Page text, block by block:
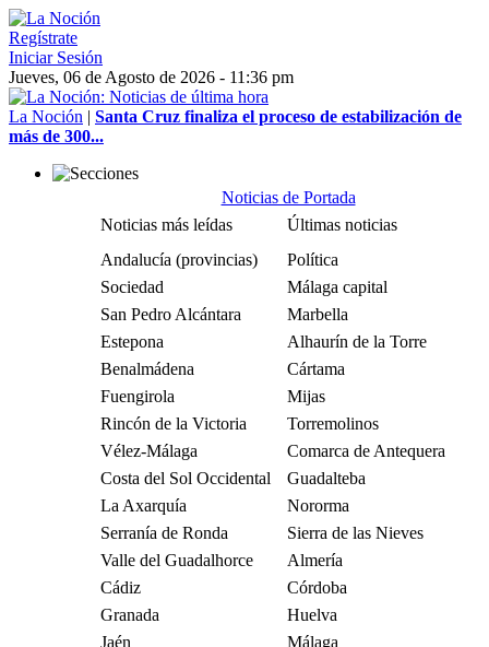
Regístrate
Iniciar Sesión
Jueves, 06 de Agosto de 2026 - 11:36 pm
La Noción | Santa Cruz finaliza el proceso de estabilización de
más de 300...
Noticias de Portada
Noticias más leídas
Últimas noticias
Andalucía (provincias)
Política
Sociedad
Málaga capital
San Pedro Alcántara
Marbella
Estepona
Alhaurín de la Torre
Benalmádena
Cártama
Fuengirola
Mijas
Rincón de la Victoria
Torremolinos
Vélez-Málaga
Comarca de Antequera
Costa del Sol Occidental
Guadalteba
La Axarquía
Nororma
Serranía de Ronda
Sierra de las Nieves
Valle del Guadalhorce
Almería
Cádiz
Córdoba
Granada
Huelva
Jaén
Málaga